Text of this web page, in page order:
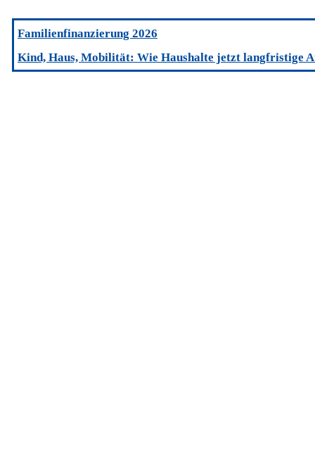
Familienfinanzierung 2026
Kind, Haus, Mobilität: Wie Haushalte jetzt langfristige